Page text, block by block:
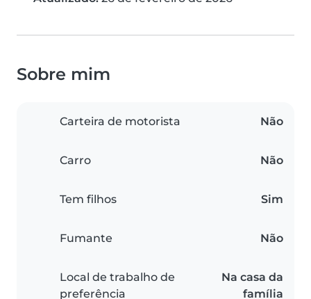
Sobre mim
Carteira de motorista Não
Carro Não
Tem filhos Sim
Fumante Não
Local de trabalho de
preferência
Na casa da
família